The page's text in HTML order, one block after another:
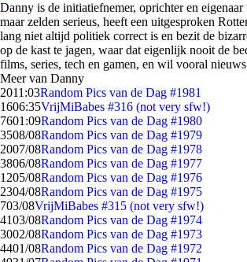
Danny is de initiatiefnemer, oprichter en
maar zelden serieus, heeft een uitgesproken
lang niet altijd politiek correct is en bezit de
op de kast te jagen, waar dat eigenlijk nooit de
films, series, tech en gamen, en wil vooral
Meer van Danny
2011:03Random Pics van de Dag #1981
1606:35VrijMiBabes #316 (not very sfw!)
7601:09Random Pics van de Dag #1980
3508/08Random Pics van de Dag #1979
2007/08Random Pics van de Dag #1978
3806/08Random Pics van de Dag #1977
1205/08Random Pics van de Dag #1976
2304/08Random Pics van de Dag #1975
703/08VrijMiBabes #315 (not very sfw!)
4103/08Random Pics van de Dag #1974
3002/08Random Pics van de Dag #1973
4401/08Random Pics van de Dag #1972